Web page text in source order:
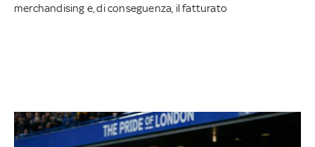
merchandising e, di conseguenza, il fatturato